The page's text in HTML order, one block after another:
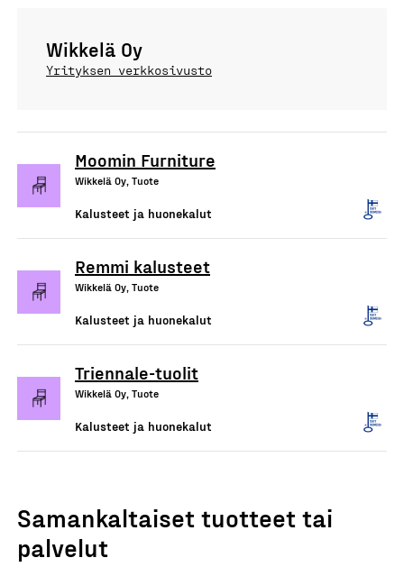
Wikkelä Oy
Yrityksen verkkosivusto
Moomin Furniture
Wikkelä Oy, Tuote
Kalusteet ja huonekalut
Remmi kalusteet
Wikkelä Oy, Tuote
Kalusteet ja huonekalut
Triennale-tuolit
Wikkelä Oy, Tuote
Kalusteet ja huonekalut
Samankaltaiset tuotteet tai
palvelut